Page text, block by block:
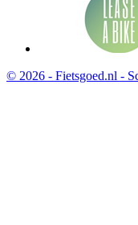
© 2026 - Fietsgoed.nl -